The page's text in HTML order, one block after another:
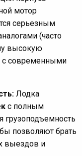
мотор
серьезным
(часто
высокую
с современными
Лодка
с полным
грузоподъемность
позволяют брать
выездов и